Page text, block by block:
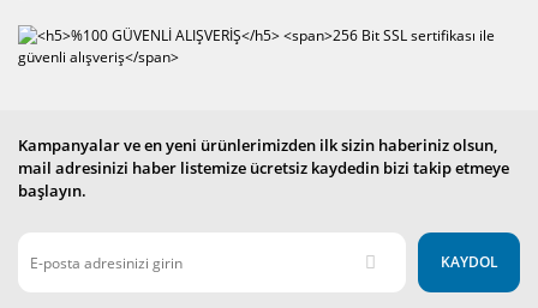
Kampanyalar ve en yeni ürünlerimizden ilk sizin haberiniz olsun,
mail adresinizi haber listemize ücretsiz kaydedin bizi takip etmeye
başlayın.
KAYDOL